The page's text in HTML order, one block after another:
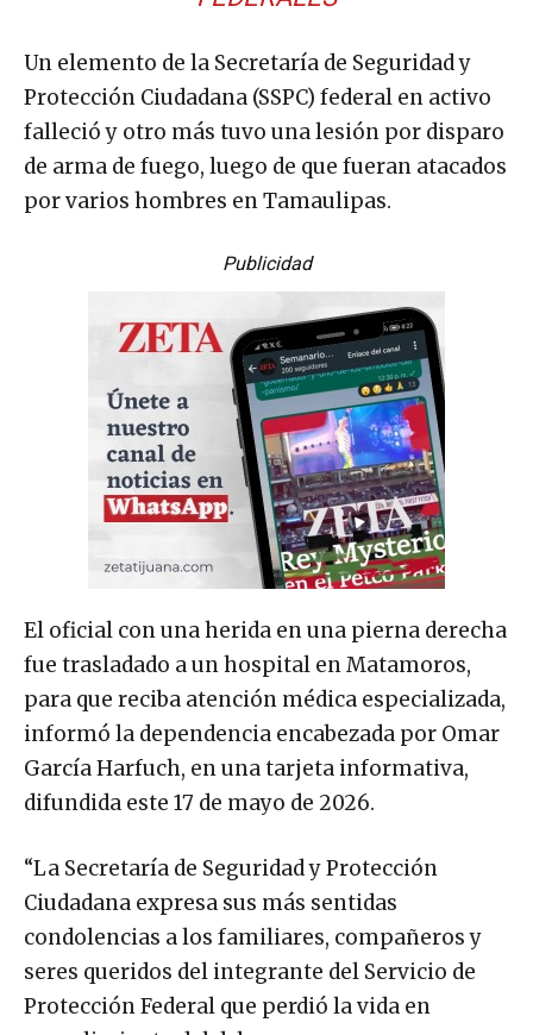
Un elemento de la Secretaría de Seguridad y
Protección Ciudadana (SSPC) federal en activo
falleció y otro más tuvo una lesión por disparo
de arma de fuego, luego de que fueran atacados
por varios hombres en Tamaulipas.
Publicidad
El oficial con una herida en una pierna derecha
fue trasladado a un hospital en Matamoros,
para que reciba atención médica especializada,
informó la dependencia encabezada por Omar
García Harfuch, en una tarjeta informativa,
difundida este 17 de mayo de 2026.
“La Secretaría de Seguridad y Protección
Ciudadana expresa sus más sentidas
condolencias a los familiares, compañeros y
seres queridos del integrante del Servicio de
Protección Federal que perdió la vida en